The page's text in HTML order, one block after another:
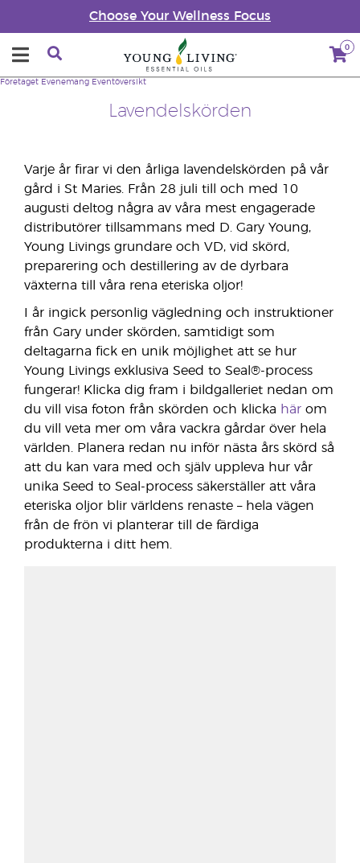
Choose Your Wellness Focus
0
Lavendelskörden
Företaget Evenemang Eventöversikt
Varje år firar vi den årliga lavendelskörden på vår
gård i St Maries. Från 28 juli till och med 10
augusti deltog några av våra mest engagerade
distributörer tillsammans med D. Gary Young,
Young Livings grundare och VD, vid skörd,
preparering och destillering av de dyrbara
växterna till våra rena eteriska oljor!
I år ingick personlig vägledning och instruktioner
från Gary under skörden, samtidigt som
deltagarna fick en unik möjlighet att se hur
Young Livings exklusiva Seed to Seal®-process
fungerar! Klicka dig fram i bildgalleriet nedan om
du vill visa foton från skörden och klicka här om
du vill veta mer om våra vackra gårdar över hela
världen. Planera redan nu inför nästa års skörd så
att du kan vara med och själv uppleva hur vår
unika Seed to Seal-process säkerställer att våra
eteriska oljor blir världens renaste – hela vägen
från de frön vi planterar till de färdiga
produkterna i ditt hem.